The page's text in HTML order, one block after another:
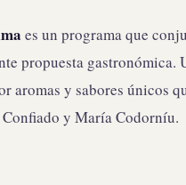
es un programa que
propuesta
aromas y sabores únicos
y María Codorníu.